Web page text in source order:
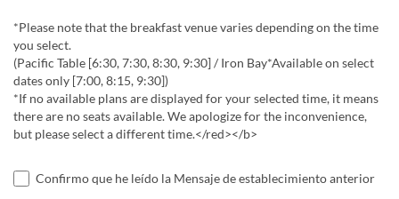
*Please note that the breakfast venue varies depending on the time
you select.
(Pacific Table [6:30, 7:30, 8:30, 9:30] / Iron Bay*Available on select
dates only [7:00, 8:15, 9:30])
*If no available plans are displayed for your selected time, it means
there are no seats available. We apologize for the inconvenience,
but please select a different time.</red></b>
Confirmo que he leído la Mensaje de establecimiento anterior